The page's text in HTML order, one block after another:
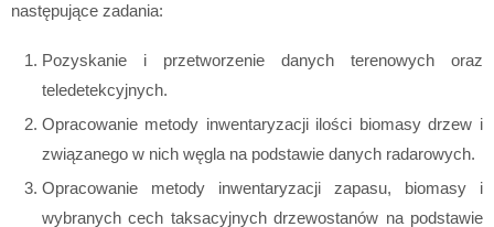
następujące zadania:
Pozyskanie i przetworzenie danych terenowych oraz
teledetekcyjnych.
Opracowanie metody inwentaryzacji ilości biomasy drzew i
związanego w nich węgla na podstawie danych radarowych.
Opracowanie metody inwentaryzacji zapasu, biomasy i
wybranych cech taksacyjnych drzewostanów na podstawie